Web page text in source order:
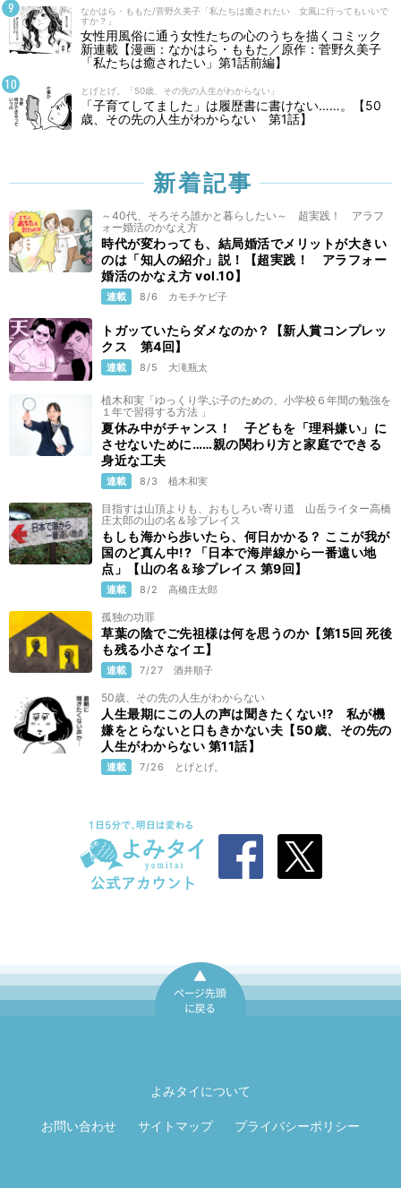
なかはら・ももた/菅野久美子「私たちは癒されたい 女風に行ってもいいで
すか？」
女性用風俗に通う女性たちの心のうちを描くコミック
新連載【漫画：なかはら・ももた／原作：菅野久美子
「私たちは癒されたい」第1話前編】
とげとげ。「50歳、その先の人生がわからない」
「子育てしてました」は履歴書に書けない……。【50
歳、その先の人生がわからない 第1話】
新着記事
～40代、そろそろ誰かと暮らしたい～ 超実践！ アラフ
ォー婚活のかなえ方
時代が変わっても、結局婚活でメリットが大きい
のは「知人の紹介」説！【超実践！ アラフォー
婚活のかなえ方 vol.10】
連載 8/6 カモチケビ子
トガッていたらダメなのか？【新人賞コンプレッ
クス 第4回】
連載 8/5 大滝瓶太
植木和実「ゆっくり学ぶ子のための、小学校６年間の勉強を
１年で習得する方法 」
夏休み中がチャンス！ 子どもを「理科嫌い」に
させないために……親の関わり方と家庭でできる
身近な工夫
連載 8/3 植木和実
目指すは山頂よりも、おもしろい寄り道 山岳ライター高橋
庄太郎の山の名＆珍プレイス
もしも海から歩いたら、何日かかる？ ここが我が
国のど真ん中!? 「日本で海岸線から一番遠い地
点」【山の名＆珍プレイス 第9回】
連載 8/2 高橋庄太郎
孤独の功罪
草葉の陰でご先祖様は何を思うのか【第15回 死後
も残る小さなイエ】
連載 7/27 酒井順子
50歳、その先の人生がわからない
人生最期にこの人の声は聞きたくない⁉ 私が機
嫌をとらないと口もきかない夫【50歳、その先の
人生がわからない 第11話】
連載 7/26 とげとげ。
よみタイについて
お問い合わせ サイトマップ プライバシーポリシー